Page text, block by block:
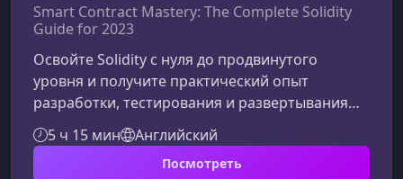
Smart Contract Mastery: The Complete Solidity
Guide for 2023
Освойте Solidity с нуля до продвинутого
уровня и получите практический опыт
разработки, тестирования и развертывания
смарт-контрактов в сети Ethereum. Что
представляет собой курс по SolidityЭтот курс —
это детальное, структурированное и
5 ч 15 мин Английский
Посмотреть